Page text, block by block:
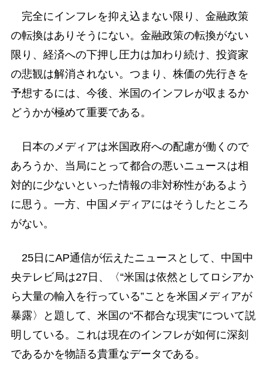
完全にインフレを抑え込まない限り、金融政策
の転換はありそうにない。金融政策の転換がない
限り、経済への下押し圧力は加わり続け、投資家
の悲観は解消されない。つまり、株価の先行きを
予想するには、今後、米国のインフレが収まるか
どうかが極めて重要である。
日本のメディアは米国政府への配慮が働くので
あろうか、当局にとって都合の悪いニュースは相
対的に少ないといった情報の非対称性があるよう
に思う。一方、中国メディアにはそうしたところ
がない。
25日にAP通信が伝えたニュースとして、中国中
央テレビ局は27日、〈“米国は依然としてロシアか
ら大量の輸入を行っている”ことを米国メディアが
暴露〉と題して、米国の“不都合な現実”について説
明している。これは現在のインフレが如何に深刻
であるかを物語る貴重なデータである。